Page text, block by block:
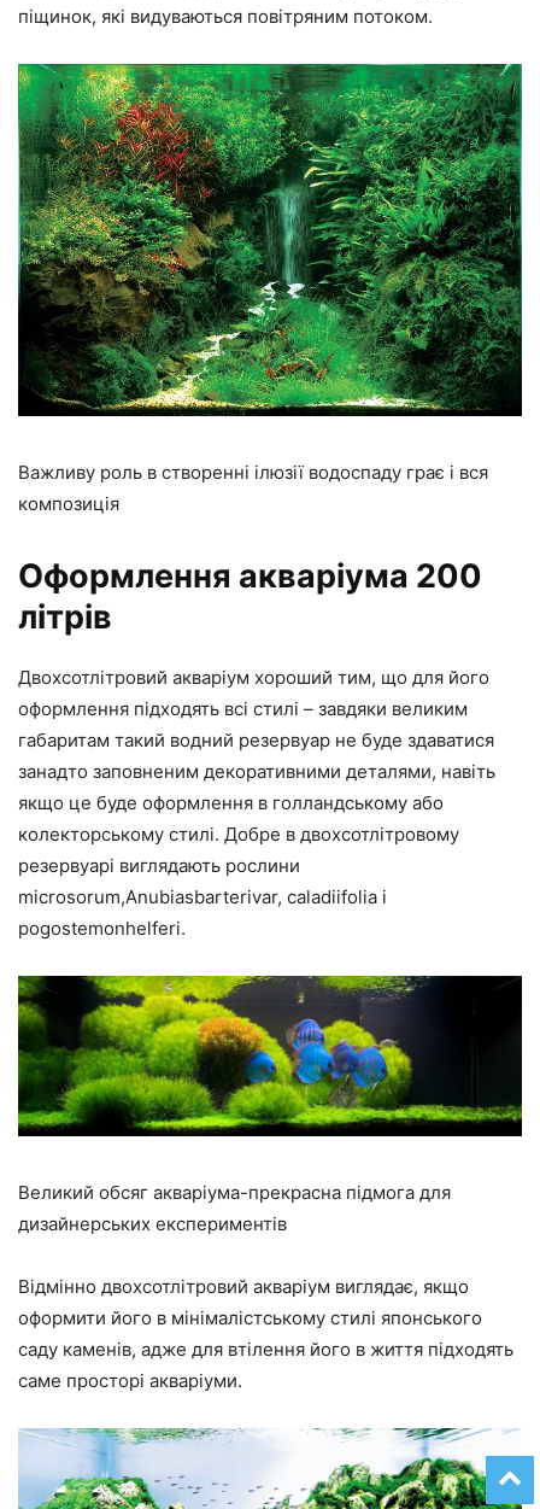
піщинок, які видуваються повітряним потоком.
Важливу роль в створенні ілюзії водоспаду грає і вся
композиція
Оформлення акваріума 200
літрів
Двохсотлітровий акваріум хороший тим, що для його
оформлення підходять всі стилі – завдяки великим
габаритам такий водний резервуар не буде здаватися
занадто заповненим декоративними деталями, навіть
якщо це буде оформлення в голландському або
колекторському стилі. Добре в двохсотлітровому
резервуарі виглядають рослини
microsorum,Anubiasbarterivar, caladiifolia і
pogostemonhelferi.
Великий обсяг акваріума-прекрасна підмога для
дизайнерських експериментів
Відмінно двохсотлітровий акваріум виглядає, якщо
оформити його в мінімалістському стилі японського
саду каменів, адже для втілення його в життя підходять
саме просторі акваріуми.